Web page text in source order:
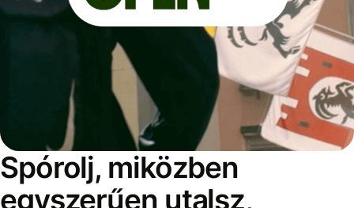
Spórolj, miközben
egyszerűen utalsz,